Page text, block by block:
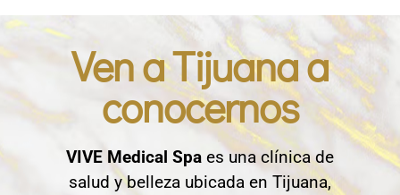
Ven a Tijuana a
conocernos
VIVE Medical Spa es una clínica de
salud y belleza ubicada en Tijuana,